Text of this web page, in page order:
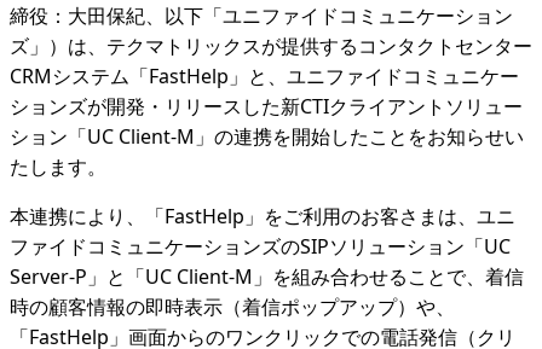
締役：大田保紀、以下「ユニファイドコミュニケーション
ズ」）は、テクマトリックスが提供するコンタクトセンター
CRMシステム「FastHelp」と、ユニファイドコミュニケー
ションズが開発・リリースした新CTIクライアントソリュー
ション「UC Client-M」の連携を開始したことをお知らせい
たします。
本連携により、「FastHelp」をご利用のお客さまは、ユニ
ファイドコミュニケーションズのSIPソリューション「UC
Server-P」と「UC Client-M」を組み合わせることで、着信
時の顧客情報の即時表示（着信ポップアップ）や、
「FastHelp」画面からのワンクリックでの電話発信（クリ